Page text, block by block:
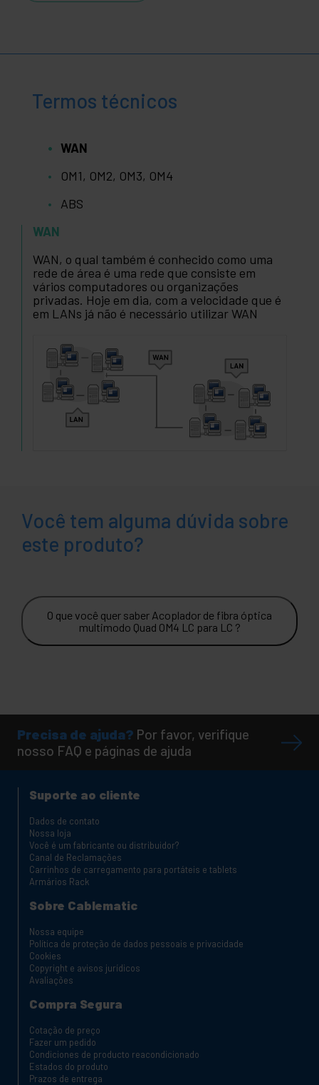
Termos técnicos
WAN
OM1, OM2, OM3, OM4
ABS
WAN
WAN, o qual também é conhecido como uma
rede de área é uma rede que consiste em
vários computadores ou organizações
privadas. Hoje em dia, com a velocidade que é
em LANs já não é necessário utilizar WAN
Você tem alguma dúvida sobre
este produto?
O que você quer saber Acoplador de fibra óptica
multimodo Quad OM4 LC para LC ?
Precisa de ajuda? Por favor, verifique
nosso FAQ e páginas de ajuda
Suporte ao cliente
Dados de contato
Nossa loja
Você é um fabricante ou distribuidor?
Canal de Reclamações
Carrinhos de carregamento para portáteis e tablets
Armários Rack
Sobre Cablematic
Nossa equipe
Política de proteção de dados pessoais e privacidade
Cookies
Copyright e avisos jurídicos
Avaliações
Compra Segura
Cotação de preço
Fazer um pedido
Condiciones de producto reacondicionado
Estados do produto
Prazos de entrega